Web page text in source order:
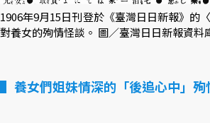
1906年9月15日刊登於《臺灣日日新報》的
對養女的殉情怪談。 圖／臺灣日日新報資料
養女們姐妹情深的「後追心中」殉